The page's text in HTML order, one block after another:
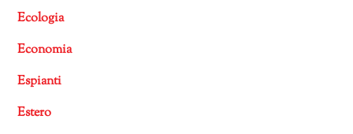
Ecologia
Economia
Espianti
Estero